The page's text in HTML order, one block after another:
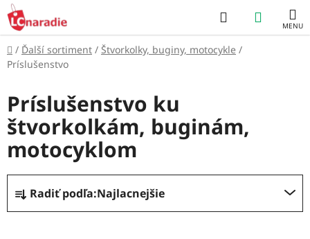
Prejsť
na
obsah
Hľadať
KOŠÍK
Domov
/ Ďalší sortiment / Štvorkolky, buginy, motocykle /
Príslušenstvo
Príslušenstvo ku
štvorkolkám, buginám,
motocyklom
R
a Radiť podľa:Najlacnejšie